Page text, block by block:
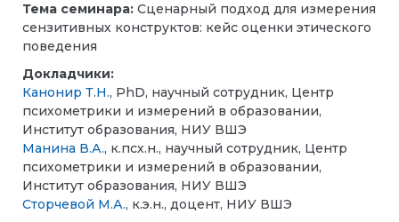
Тема семинара: Сценарный подход для измерения
сензитивных конструктов: кейс оценки этического
поведения
Докладчики:
Канонир Т.Н., PhD, научный сотрудник, Центр
психометрики и измерений в образовании,
Институт образования, НИУ ВШЭ
Манина В.А., к.псх.н., научный сотрудник, Центр
психометрики и измерений в образовании,
Институт образования, НИУ ВШЭ
Сторчевой М.А., к.э.н., доцент, НИУ ВШЭ